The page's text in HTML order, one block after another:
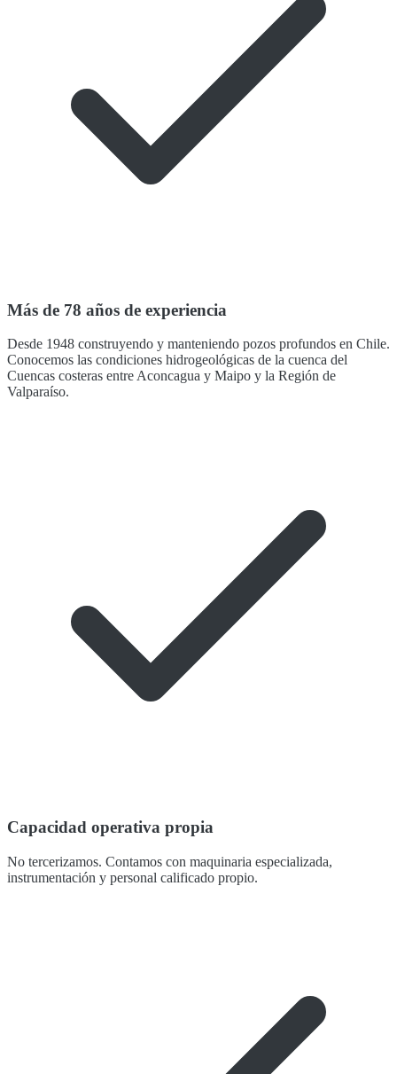
Más de 78 años de experiencia
Desde 1948 construyendo y manteniendo pozos profundos en Chile.
Conocemos las condiciones hidrogeológicas de la cuenca del
Cuencas costeras entre Aconcagua y Maipo y la Región de
Valparaíso.
Capacidad operativa propia
No tercerizamos. Contamos con maquinaria especializada,
instrumentación y personal calificado propio.